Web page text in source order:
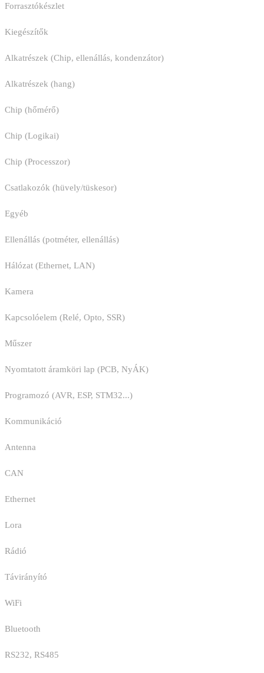
Forrasztókészlet
Kiegészítők
Alkatrészek (Chip, ellenállás, kondenzátor)
Alkatrészek (hang)
Chip (hőmérő)
Chip (Logikai)
Chip (Processzor)
Csatlakozók (hüvely/tüskesor)
Egyéb
Ellenállás (potméter, ellenállás)
Hálózat (Ethernet, LAN)
Kamera
Kapcsolóelem (Relé, Opto, SSR)
Műszer
Nyomtatott áramköri lap (PCB, NyÁK)
Programozó (AVR, ESP, STM32...)
Kommunikáció
Antenna
CAN
Ethernet
Lora
Rádió
Távirányító
WiFi
Bluetooth
RS232, RS485